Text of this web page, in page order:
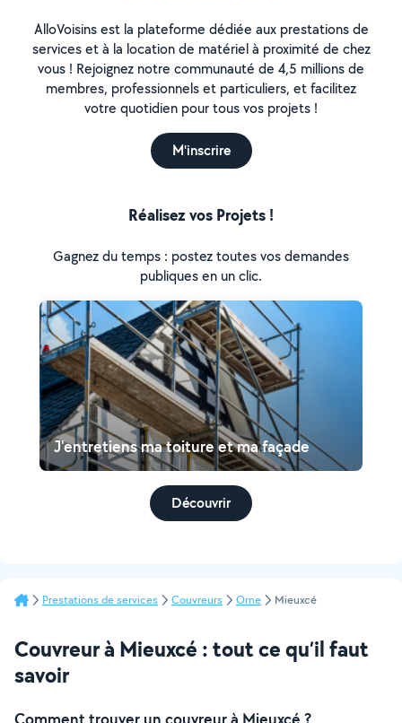
AlloVoisins est la plateforme dédiée aux prestations de
services et à la location de matériel à proximité de chez
vous ! Rejoignez notre communauté de 4,5 millions de
membres, professionnels et particuliers, et facilitez
votre quotidien pour tous vos projets !
M'inscrire
Réalisez vos Projets !
Gagnez du temps : postez toutes vos demandes
publiques en un clic.
J'entretiens ma toiture et ma façade
Découvrir
Prestations de services Couvreurs Orne Mieuxcé
Couvreur à Mieuxcé : tout ce qu’il faut
savoir